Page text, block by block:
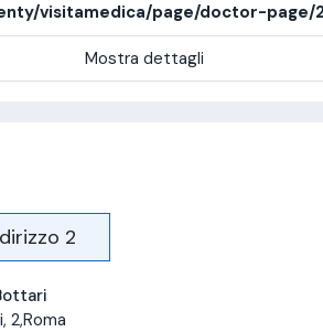
visitamedica/page/doctor-page/
Mostra dettagli
2
2,Roma